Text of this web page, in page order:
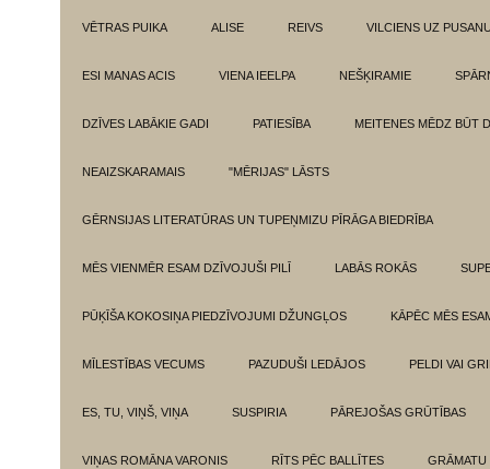
VĒTRAS PUIKA ALISE REIVS VILCIENS UZ
ESI MANAS ACIS VIENA IEELPA NEŠĶIRAMIE
DZĪVES LABĀKIE GADI PATIESĪBA MEITENES MĒDZ BŪT
NEAIZSKARAMAIS "MĒRIJAS" LĀSTS
GĒRNSIJAS LITERATŪRAS UN TUPEŅMIZU PĪRĀGA BIEDRĪBA
MĒS VIENMĒR ESAM DZĪVOJUŠI PILĪ LABĀS ROKĀS
PŪĶĪŠA KOKOSIŅA PIEDZĪVOJUMI DŽUNGĻOS KĀPĒC MĒS
MĪLESTĪBAS VECUMS PAZUDUŠI LEDĀJOS PELDI VAI
ES, TU, VIŅŠ, VIŅA SUSPIRIA PĀREJOŠAS GRŪTĪBAS
VIŅAS ROMĀNA VARONIS RĪTS PĒC BALLĪTES GRĀMATU